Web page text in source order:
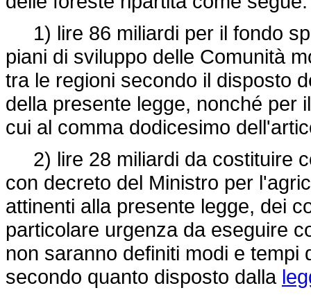
1) lire 86 miliardi per il fondo
piani di sviluppo delle Comunità
tra le regioni secondo il disposto
della presente legge, nonché per
cui al comma dodicesimo
2) lire 28 miliardi da costituire
con decreto del Ministro per
attinenti alla presente legge, dei
particolare urgenza da eseguire
non saranno definiti modi e
secondo quanto disposto dalla